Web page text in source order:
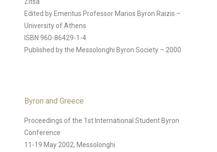
Edited by Emeritus Professor Marios Byron Raizis –
University of Athens
ISBN 960-86429-1-4
Published by the Messolonghi Byron Society – 2000
Byron and Greece
Proceedings of the 1st International Student Byron
Conference
11-19 May 2002, Messolonghi